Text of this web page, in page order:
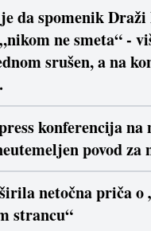
da spomenik
ne smeta“ -
srušen, a na
konferencija na
povod za
netočna priča
strancu“